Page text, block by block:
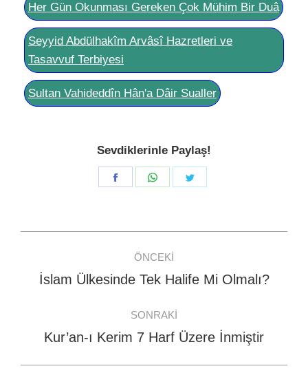
Her Gün Okunması Gereken Çok Mühim Bir Duâ
Seyyid Abdülhakîm Arvâsî Hazretleri ve
Tasavvuf Terbiyesi
Sultan Vahideddîn Hân'a Dâir Sualler
Sevdiklerinle Paylaş!
Share
Share
navigation
ÖNCEKI
Previous
İslam Ülkesinde Tek Halife Mi Olmalı?
SONRAKI
Next
Kur’an-ı Kerim 7 Harf Üzere İnmiştir